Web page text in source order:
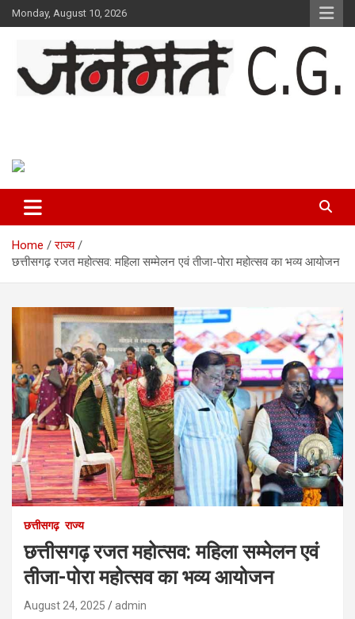
Skip
to
Monday, August 10, 2026
Home
राज्य
छत्तीसगढ़ रजत महोत्सव: महिला सम्मेलन एवं तीजा-पोरा महोत्सव का भव्य आयोजन
छत्तीसगढ़ राज्य
छत्तीसगढ़ रजत महोत्सव: महिला सम्मेलन एवं
तीजा-पोरा महोत्सव का भव्य आयोजन
August 24, 2025 admin